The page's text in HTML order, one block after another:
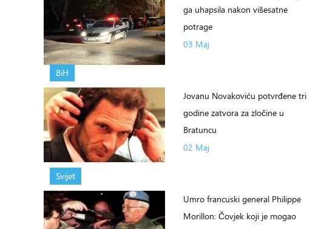
BiH
ga uhapsila nakon višesatne
potrage
03 Maj
Svijet
Jovanu Novakoviću potvrđene tri
godine zatvora za zločine u
Bratuncu
02 Maj
Umro francuski general Philippe
Morillon: Čovjek koji je mogao